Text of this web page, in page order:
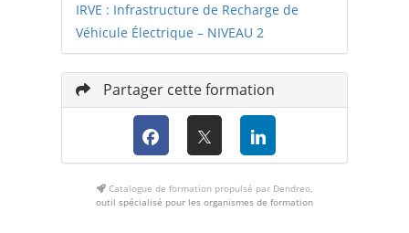
IRVE : Infrastructure de Recharge de
Véhicule Électrique – NIVEAU 2
Partager cette formation
Catalogue de formation propulsé par Dendreo,
outil spécialisé pour les organismes de formation